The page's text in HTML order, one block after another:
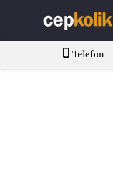
Telefon